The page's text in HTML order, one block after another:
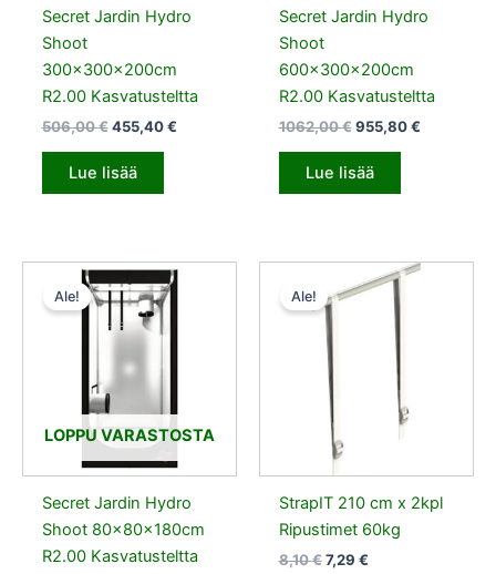
Secret Jardin Hydro
Shoot
300x300x200cm
R2.00 Kasvatusteltta
506,00€ 455,40€
Lue lisää
Secret Jardin Hydro
Shoot
600x300x200cm
R2.00 Kasvatusteltta
1062,00€ 955,80€
Lue lisää
LOPPU VARASTOSTA
Ale!
Secret Jardin Hydro
Shoot 80x80x180cm
R2.00 Kasvatusteltta
Alkuperäinen
hinta
oli:
112,00 €.
Nykyinen
hinta
Ale!
StrapIT 210 cm x 2kpl
Ripustimet 60kg
8,10€
Alkuperäinen
hinta
oli:
8,10 €.
7,29 €
Nykyinen
hinta
7,29 €.